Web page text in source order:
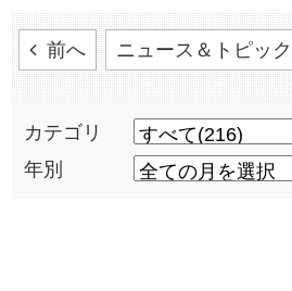
前へ ニュース＆トピッ
カテゴリ
年別